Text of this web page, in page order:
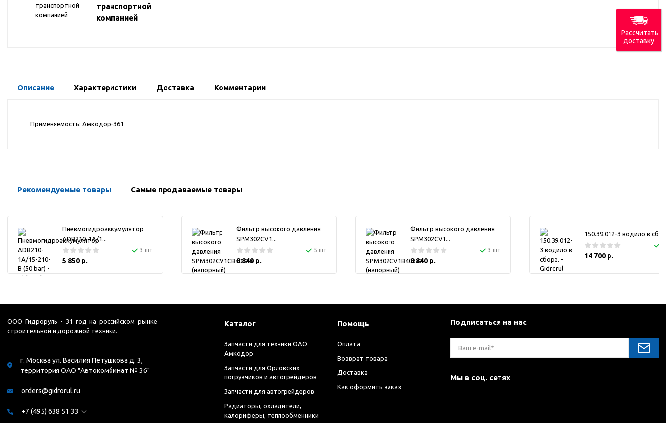
транспортной
компанией
Описание Характеристики Доставка Комментарии
Применяемость: Амкодор-361
Рекомендуемые товары Самые продаваемые товары
Пневмогидроаккумулятор
ADB210-1A/1...
3 шт
5 850 р.
Фильтр высокого давления
SPM302CV1...
5 шт
8 840 р.
Фильтр высокого давления
SPM302CV1...
3 шт
8 840 р.
150.39.012-3 водило в
14 700 р.
ООО Гидроруль - 31 год на российском рынке
строительной и дорожной техники.
г. Москва ул. Василия Петушкова д. 3,
территория ОАО "Автокомбинат № 36"
orders@gidrorul.ru
+7 (495) 638 51 33
Каталог
Запчасти для техники ОАО
Амкодор
Запчасти для Орловских
погрузчиков и автогрейдеров
Запчасти для автогрейдеров
Радиаторы, охладители,
калориферы, теплообменники
Помощь
Оплата
Возврат товара
Доставка
Как оформить заказ
Подписаться на нас
Мы в соц. сетях
Рассчитать
доставку